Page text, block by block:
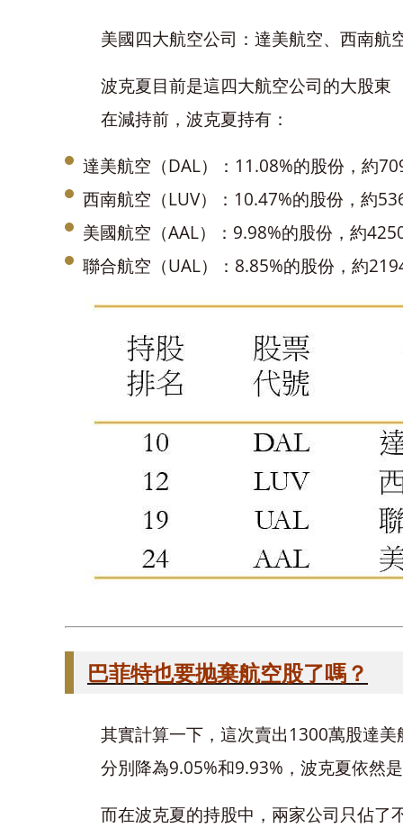
美國四大航空公司：達美航空、西南航
波克夏目前是這四大航空公司的大股東
在減持前，波克夏持有：
達美航空（DAL）：11.08%的股份，約
西南航空（LUV）：10.47%的股份，約
美國航空（AAL）：9.98%的股份，約
聯合航空（UAL）：8.85%的股份，約
巴菲特也要抛棄航空股了嗎？
其實計算一下，這次賣出1300萬股達美
分別降為9.05%和9.93%，波克夏依然
而在波克夏的持股中，兩家公司只佔了